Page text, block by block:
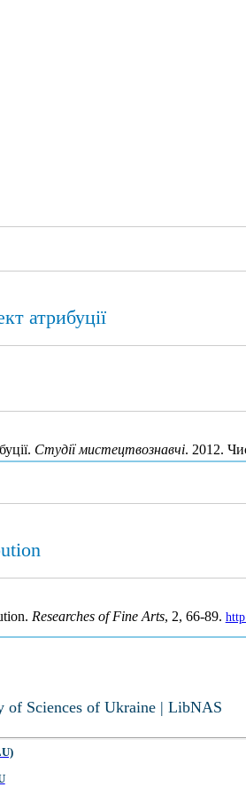
атрибуції
Студії мистецтвознавчі. 2012.
Researches of Fine Arts, 2, 66-89.
Sciences of Ukraine | LibNAS